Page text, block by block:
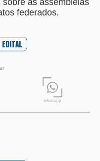
federados.
EDITAL
whatsapp